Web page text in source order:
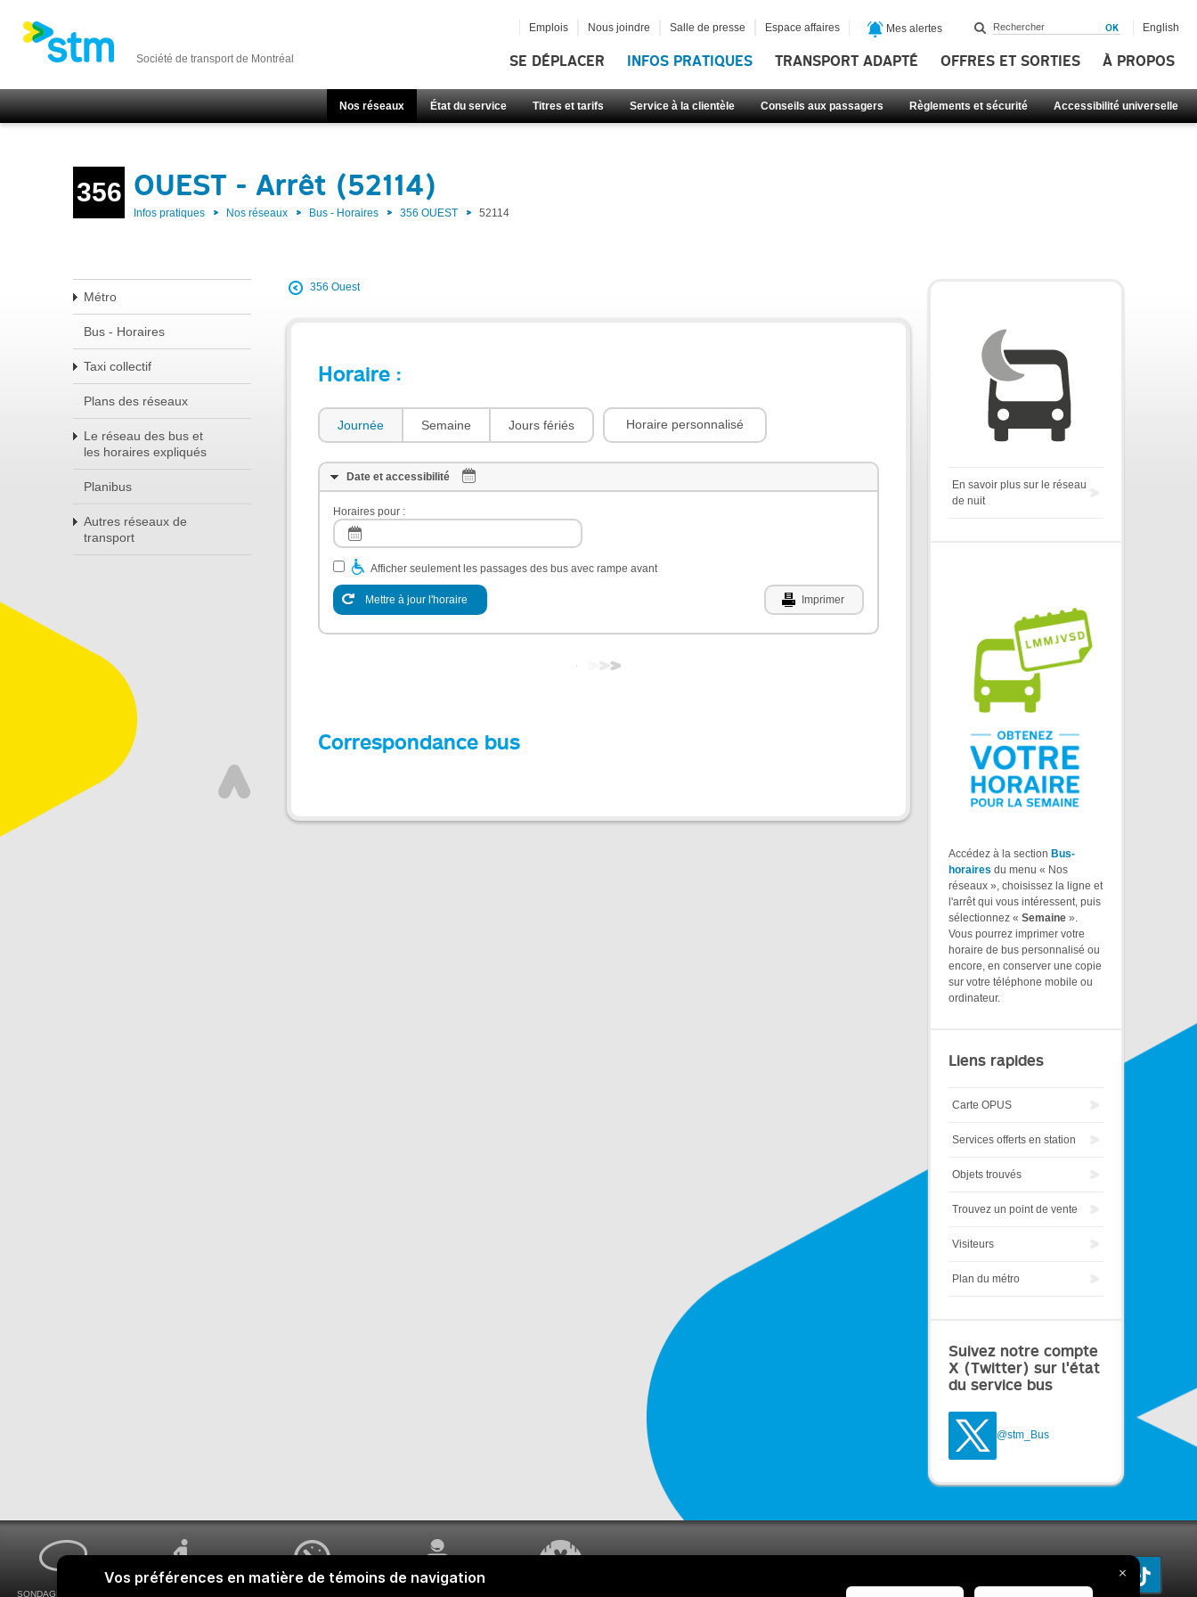
Société de transport de Montréal SE DÉPLACER INFOS PRATIQUES TRANSPORT ADAPTÉ OFFRES ET SORTIES À PROPOS
Nos réseaux État du service Titres et tarifs Service à la clientèle Conseils aux passagers Règlements et sécurité Accessibilité universelle
Emplois Nous joindre Salle de presse Espace affaires Mes alertes English
356 OUEST - Arrêt (52114)
Infos pratiques Nos réseaux Bus - Horaires 356 OUEST 52114
Métro
Bus - Horaires
Taxi collectif
Plans des réseaux
Le réseau des bus et
les horaires expliqués
Planibus
Autres réseaux de
transport
356 Ouest
Horaire :
Journée Semaine Jours fériés Horaire personnalisé
Date et accessibilité
Horaires pour :
Afficher seulement les passages des bus avec rampe avant
Mettre à jour l'horaire Imprimer
Correspondance bus
En savoir plus sur le réseau
de nuit
Accédez à la section Bus-
horaires du menu « Nos
réseaux », choisissez la ligne et
l'arrêt qui vous intéressent, puis
sélectionnez « Semaine ».
Vous pourrez imprimer votre
horaire de bus personnalisé ou
encore, en conserver une copie
sur votre téléphone mobile ou
ordinateur.
Liens rapides
Carte OPUS
Services offerts en station
Objets trouvés
Trouvez un point de vente
Visiteurs
Plan du métro
Suivez notre compte
X (Twitter) sur l'état
du service bus
@stm_Bus
SONDAGES MA VOIX